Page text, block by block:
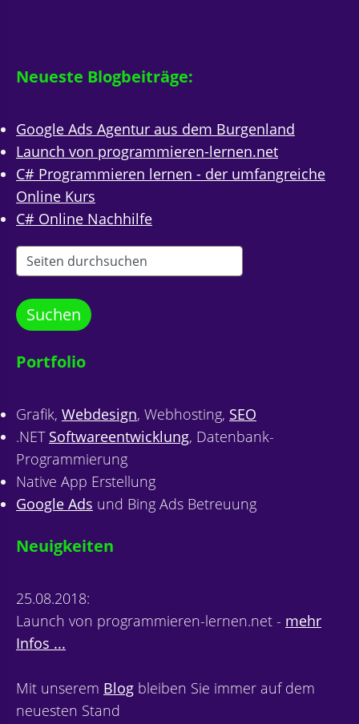
Neueste Blogbeiträge:
Google Ads Agentur aus dem Burgenland
Launch von programmieren-lernen.net
C# Programmieren lernen - der umfangreiche
Online Kurs
C# Online Nachhilfe
Portfolio
Grafik, Webdesign, Webhosting, SEO
.NET Softwareentwicklung, Datenbank-
Programmierung
Native App Erstellung
Google Ads und Bing Ads Betreuung
Neuigkeiten
25.08.2018:
Launch von programmieren-lernen.net - mehr
Infos ...
Mit unserem Blog bleiben Sie immer auf dem
neuesten Stand